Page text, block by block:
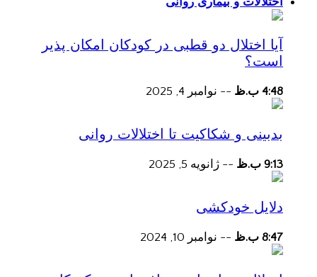
آیا اختلال دو قطبی در کودکان امکان پذیر
است؟
4:48 ب.ظ -- نوامبر 4, 2025
بدبینی و شکاکیت تا اختلالات روانی
9:13 ب.ظ -- ژانویه 5, 2025
دلایل خودکشی
8:47 ب.ظ -- نوامبر 10, 2024